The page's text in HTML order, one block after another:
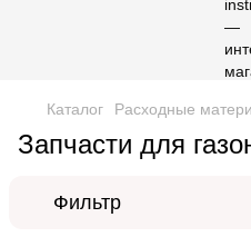
Каталог Расходные
Запчасти для
Фильтр